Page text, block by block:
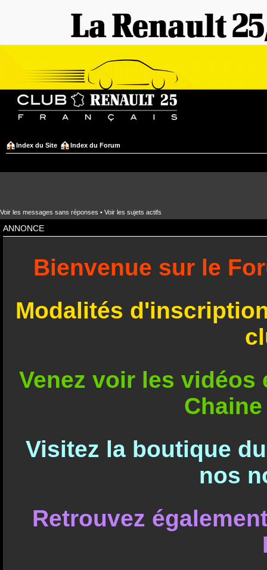
Index du Site Index du Forum
Voir les messages sans réponses • Voir les sujets actifs
ANNONCE
Bienvenue sur le
Modalités
Venez voir les
Visitez la boutique
nos
Retrouvez